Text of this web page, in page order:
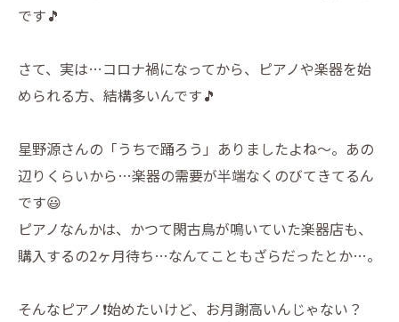
です🎵
さて、実は…コロナ禍になってから、ピアノや楽器を始
められる方、結構多いんです🎵
星野源さんの「うちで踊ろう」ありましたよね～。あの
辺りくらいから…楽器の需要が半端なくのびてきてるん
です😃
ピアノなんかは、かつて閑古鳥が鳴いていた楽器店も、
購入するの2ヶ月待ち…なんてこともざらだったとか…。
そんなピアノ❗️始めたいけど、お月謝高いんじゃない？